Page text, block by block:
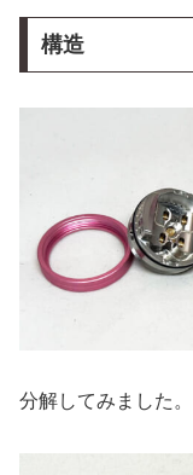
構造
分解してみました。